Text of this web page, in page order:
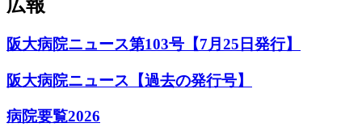
広報
阪大病院ニュース第103号【7月25日発行】
阪大病院ニュース【過去の発行号】
病院要覧2026